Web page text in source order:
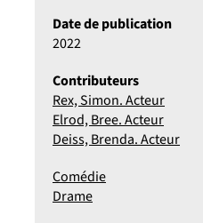
Date de publication
2022
Contributeurs
Rex, Simon. Acteur
Elrod, Bree. Acteur
Deiss, Brenda. Acteur
Comédie
Drame